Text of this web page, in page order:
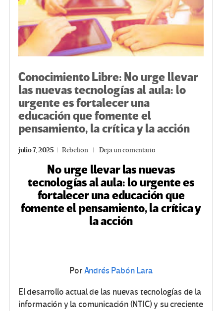
Conocimiento Libre: No urge llevar
las nuevas tecnologías al aula: lo
urgente es fortalecer una
educación que fomente el
pensamiento, la crítica y la acción
julio 7, 2025 Rebelion Deja un comentario
No urge llevar las nuevas
tecnologías al aula: lo urgente es
fortalecer una educación que
fomente el pensamiento, la crítica y
la acción
PorAndrés Pabón Lara
El desarrollo actual de las nuevas tecnologías de la
información y la comunicación (NTIC) y su creciente